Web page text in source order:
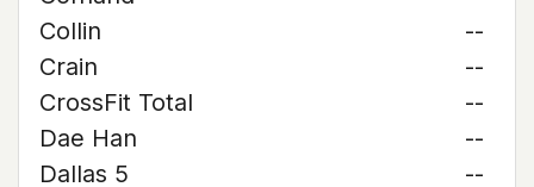
Collin
--
Crain
--
CrossFit Total
--
Dae Han
--
Dallas 5
--